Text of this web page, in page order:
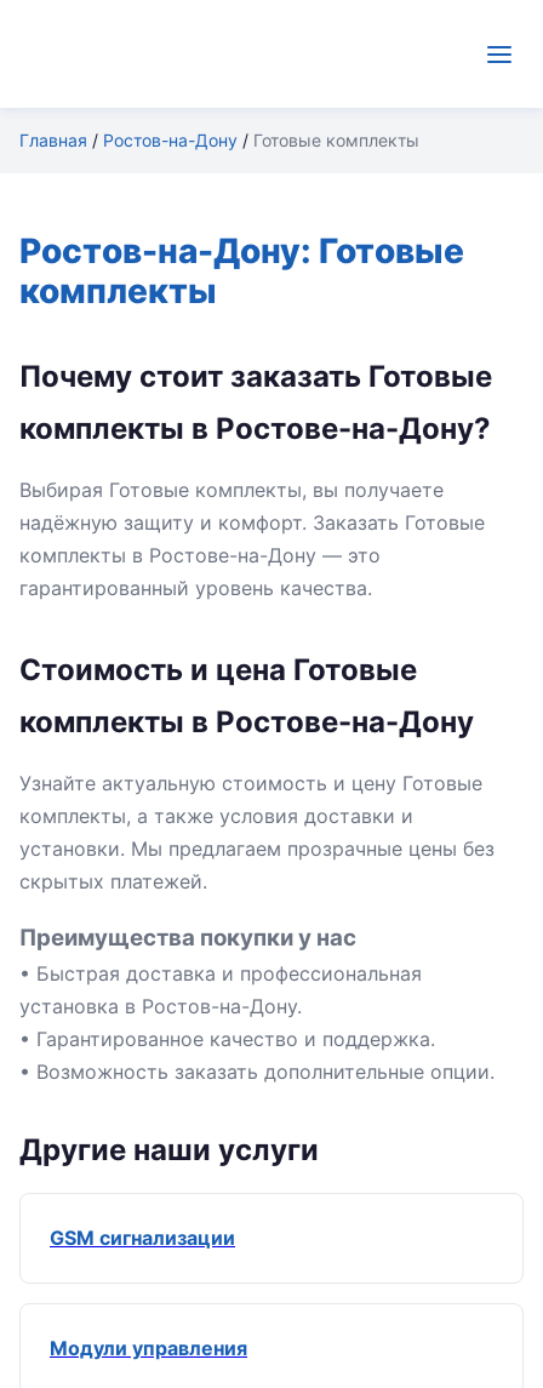
Главная / Ростов-на-Дону / Готовые комплекты
Ростов-на-Дону: Готовые
комплекты
Почему стоит заказать Готовые
комплекты в Ростове-на-Дону?
Выбирая Готовые комплекты, вы получаете
надёжную защиту и комфорт. Заказать Готовые
комплекты в Ростове-на-Дону — это
гарантированный уровень качества.
Стоимость и цена Готовые
комплекты в Ростове-на-Дону
Узнайте актуальную стоимость и цену Готовые
комплекты, а также условия доставки и
установки. Мы предлагаем прозрачные цены без
скрытых платежей.
Преимущества покупки у нас
• Быстрая доставка и профессиональная
установка в Ростов-на-Дону.
• Гарантированное качество и поддержка.
• Возможность заказать дополнительные опции.
Другие наши услуги
GSM сигнализации
Модули управления